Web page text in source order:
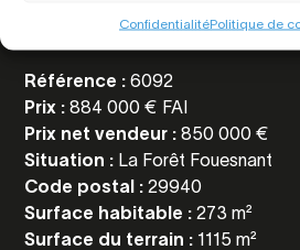
ConfidentialitéPolitique de
Référence :6092
Prix :884 000 € FAI
Prix net vendeur :850 000 €
Situation : La Forêt Fouesnant
Code postal :29940
Surface habitable :273 m²
Surface du terrain : 1115 m²